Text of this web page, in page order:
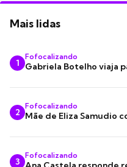
Mais lidas
1
Fofocalizando
Gabriela Botelho viaja
2
Fofocalizando
Mãe de Eliza Samudio
3
Fofocalizando